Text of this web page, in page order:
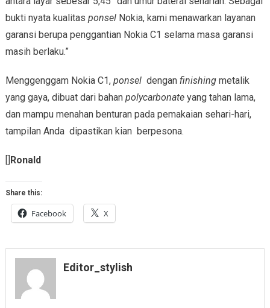
bukti nyata kualitas ponselNokia, kami menawarkan layanan
garansi berupa penggantian Nokia C1 selama masa garansi
masih berlaku.”
Menggenggam Nokia C1,ponseldengan finishing metalik
yang gaya, dibuat dari bahan polycarbonate yang tahan lama,
dan mampu menahan benturan pada pemakaian sehari-hari,
tampilan Anda dipastikan kian berpesona.
[]Ronald
Share this:
Facebook X
Editor_stylish